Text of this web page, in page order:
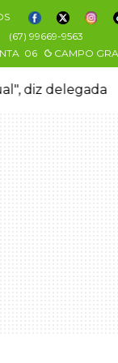
(67) 99669-9563
06 CAMPO
diz delegada